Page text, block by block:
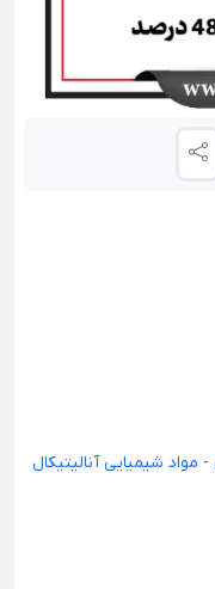
- مواد شیمیایی آنالیتیکال